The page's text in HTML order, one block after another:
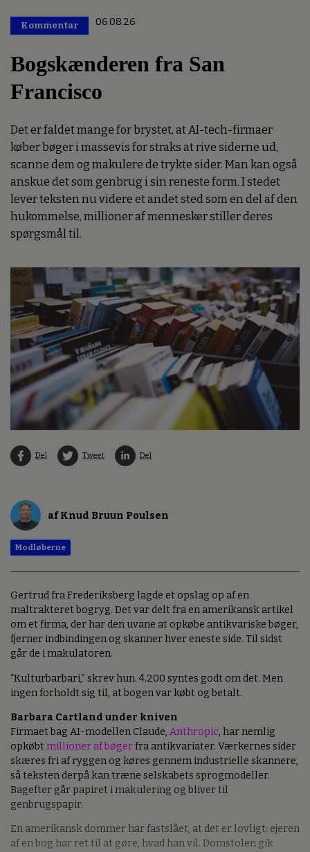
Kommentar 06.08.26
Bogskænderen fra San
Francisco
Det er faldet mange for brystet, at AI-tech-firmaer
køber bøger i massevis for straks at rive siderne ud,
scanne dem og makulere de trykte sider. Man kan også
anskue det som genbrug i sin reneste form. I stedet
lever teksten nu videre et andet sted som en del af den
hukommelse, millioner af mennesker stiller deres
spørgsmål til.
Del Tweet Del
af Knud Bruun Poulsen
Modløberne
Gertrud fra Frederiksberg lagde et opslag op af en
maltrakteret bogryg. Det var delt fra en amerikansk artikel
om et firma, der har den uvane at opkøbe antikvariske bøger,
fjerner indbindingen og skanner hver eneste side. Til sidst
går de i makulatoren.
“Kulturbarbari,” skrev hun. 4.200 syntes godt om det. Men
ingen forholdt sig til, at bogen var købt og betalt.
Barbara Cartland under kniven
Firmaet bag AI-modellen Claude, Anthropic, har nemlig
opkøbt millioner af bøgerfra antikvariater. Værkernes sider
skæres fri af ryggen og køres gennem industrielle skannere,
så teksten derpå kan træne selskabets sprogmodeller.
Bagefter går papiret i makulering og bliver til
genbrugspapir.
En amerikansk dommer har fastslået, at det er lovligt: ejeren
af en bog har ret til at gøre, hvad han vil. Domstolen gik